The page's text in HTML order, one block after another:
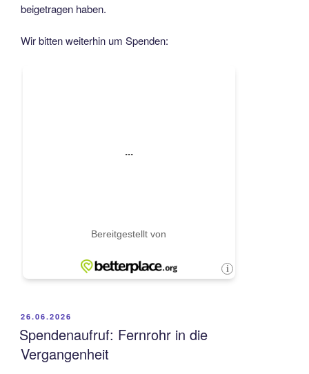
beigetragen haben.
Wir bitten weiterhin um Spenden:
VERÖFFENTLICHT
AM
26.06.2026
Spendenaufruf: Fernrohr in die
Vergangenheit